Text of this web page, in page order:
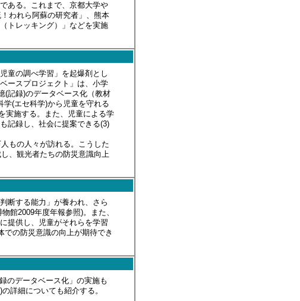
ある。これまで、京都大学や
われら阿蘇の研究者」、熊本
トレッキング）」などを実施
童の調べ学習」を起爆剤とし
ースプロジェクト」は、小学
(記録)のデータベース化（教材
(エセ科学)から児童を守れる
実施する。また、児童による学
記録し、社会に提案できる(3)
もの人々が訪れる。こうした
、観光者たちの防災意識向上
断する能力」が養われ、さら
館2009年度年報参照)。また、
提供し、児童がそれらを学習
の防災意識の向上が期待でき
のデータベース化」の実施も
詳細についても紹介する。